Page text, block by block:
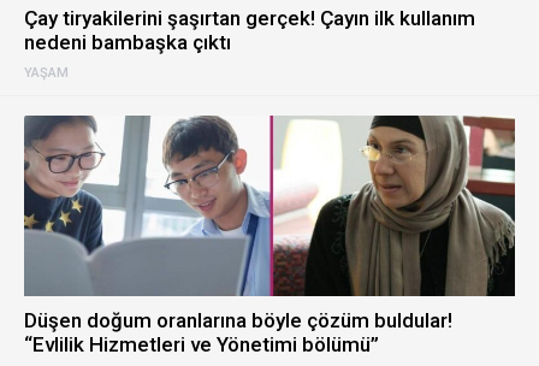
YAŞAM
Çay tiryakilerini şaşırtan gerçek! Çayın ilk kullanım
nedeni bambaşka çıktı
Düşen doğum oranlarına böyle çözüm buldular!
“Evlilik Hizmetleri ve Yönetimi bölümü”